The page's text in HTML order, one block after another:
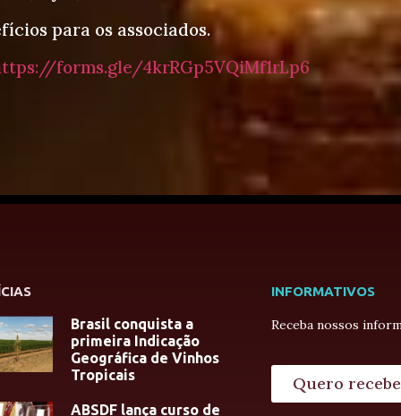
para os associados.
forms.gle/4krRGp5VQiMf1rLp6
Brasil conquista a
primeira Indicação
Geográfica de Vinhos
Tropicais
ABSDF lança curso de
INFORMATIVOS
Receba nossos
Quero